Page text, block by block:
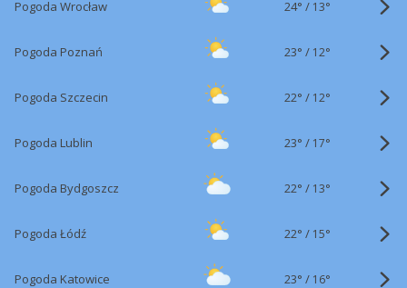
Pogoda Wrocław 24° / 13°
Pogoda Poznań 23° / 12°
Pogoda Szczecin 22° / 12°
Pogoda Lublin 23° / 17°
Pogoda Bydgoszcz 22° / 13°
Pogoda Łódź 22° / 15°
Pogoda Katowice 23° / 16°